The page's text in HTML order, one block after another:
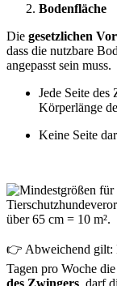
Bodenfläche
Die gesetzlichen
dass die nutzbare
angepasst sein muss.
Jede Seite des
Körperlänge
Keine Seite
👉 Abweichend gilt:
Tagen pro Woche
des Zwingers, darf